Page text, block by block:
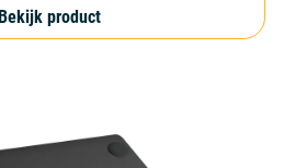
Bekijk product